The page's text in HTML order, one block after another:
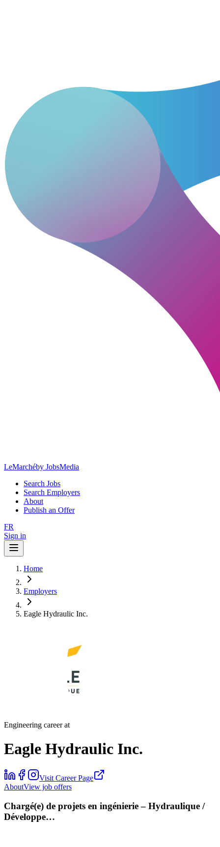
LeMarchéby JobsMedia
Search Jobs
Search Employers
About
Publish an Offer
FR
Sign in
Home
Employers
Eagle Hydraulic Inc.
Engineering career at
Eagle Hydraulic Inc.
Visit Career Page
AboutView job offers
Chargé(e) de projets en ingénierie – Hydraulique /
Développe…